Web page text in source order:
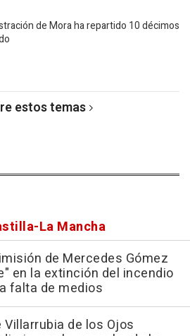
de Mora ha repartido 10 décimos
estos temas
La Mancha
de Mercedes Gómez
en la extinción del incendio
falta de medios
Villarrubia de los Ojos